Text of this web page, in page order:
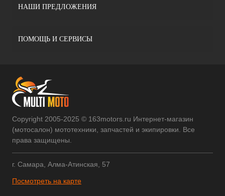
НАШИ ПРЕДЛОЖЕНИЯ
ПОМОЩЬ И СЕРВИСЫ
Copyright 2005-2025 © 163motors.ru Интернет-магазин
(мотосалон) мототехники, запчастей и экипировки. Все
права защищены.
г. Самара, Алма-Атинская, 57
Посмотреть на карте